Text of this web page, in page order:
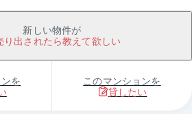
新しい物件が
り出されたら教えて欲しい
を
このマンションを
貸したい